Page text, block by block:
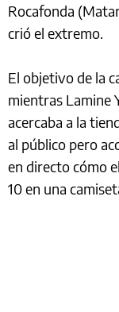
Rocafonda
crió el extremo.
El objetivo de la
mientras Lamine
acercaba a la
al público pero
en directo cómo
10 en una